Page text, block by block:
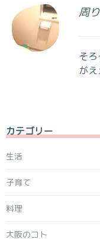
周
そ
が
カテゴリー
生活
子育て
料理
大阪のコト